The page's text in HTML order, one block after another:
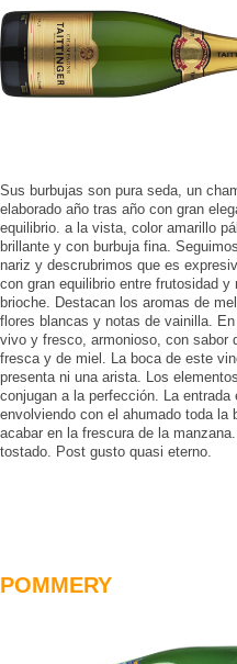
Sus burbujas son pura seda, un
elaborado año tras año con gran
equilibrio. a la vista, color amarillo
brillante y con burbuja fina.
nariz y descrubrimos que es
con gran equilibrio entre frutosidad y
brioche. Destacan los aromas de
flores blancas y notas de vainilla.
vivo y fresco, armonioso, con sabor
fresca y de miel. La boca de este
presenta ni una arista. Los
conjugan a la perfección. La entrada
envolviendo con el ahumado toda la
acabar en la frescura de la
tostado. Post gusto quasi eterno.
POMMERY